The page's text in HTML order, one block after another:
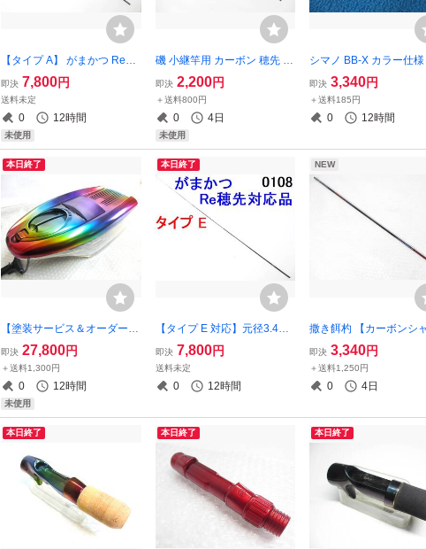
【タイプ A】 がまかつ Re穂
先 対応品 タイプA 0.8～1.25
号 5.0m用 【ブラック艶有無
指定可】フカセ釣り専用 カ
ーボン穂先 替え穂 (1305-1
即決 7,800円
送料未定
0 12時間
未使用
磯 小継竿用 カーボン 穂先 ソ
リッド＆チューブラー 68㎝
即決 2,200円
＋送料800円
0 4日
未使用
シマノ BB-X カラー仕様
トタイプ 78cm H【軽量
g】撒き餌杓 日本製 ヒシ
（ダイワ がまかつ ダイ
リョービ
即決 3,340円
＋送料185円
0 12時間
本日終了
【塗装サービス＆オーダーメ
イドカラー：引舟上部のみ】
スーパーレインボーカラー
（シマノ ダイワ がまかつ 可
即決 27,800円
＋送料1,300円
0 12時間
未使用
本日終了
【タイプ E 対応】元径3.4㎜
108㎝ がまかつ Re穂先 対応
タイプE 0.8～1.25号 5.3m用
先径0.75㎜ フカセ釣り専用
カーボン穂先 (0108
即決 7,800円
送料未定
0 12時間
NEW
撒き餌杓 【カーボンシ
トのみ】 がまかつ カラ
様 70 ㎝ 軽量カーボンシ
ト 日本製
即決 3,340円
＋送料1,250円
0 4日
本日終了 本日終了 本日終了